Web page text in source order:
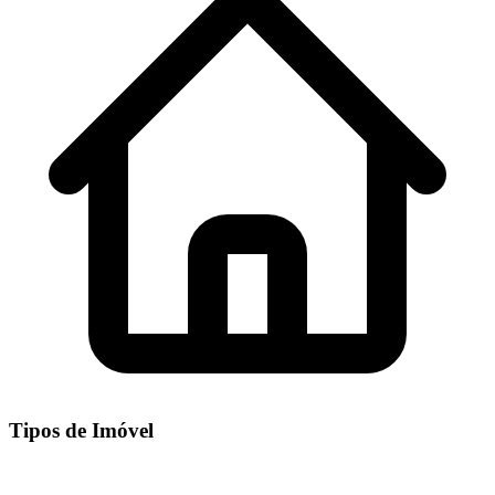
Tipos de Imóvel